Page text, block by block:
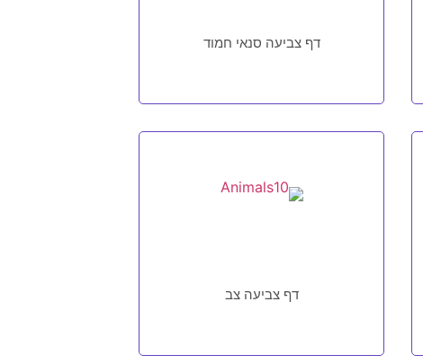
דף צביעה סנאי חמוד
דף צביעה צב